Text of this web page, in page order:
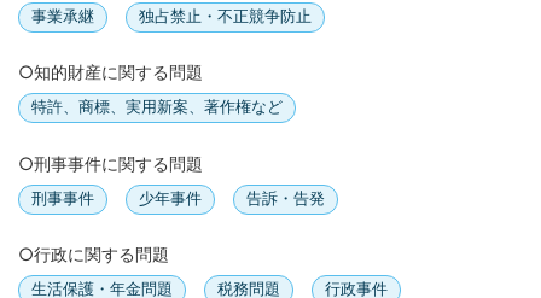
事業承継 独占禁止・不正競争防止
○知的財産に関する問題
特許、商標、実用新案、著作権など
○刑事事件に関する問題
刑事事件 少年事件 告訴・告発
○行政に関する問題
生活保護・年金問題 税務問題 行政事件